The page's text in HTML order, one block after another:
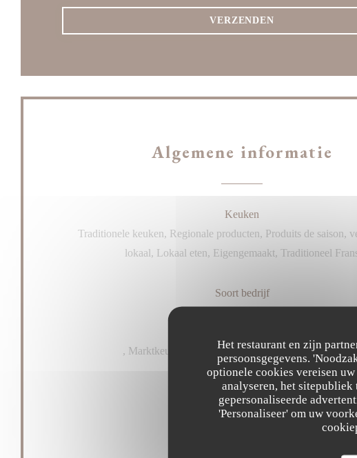
Het restaurant en zijn
persoonsgegevens.
optionele cookies vereisen
analyseren, het
gepersonaliseerde
'Personaliseer' om uw
Algemene informatie
Keuken
Traditionele keuken, Regionale producten, Produits de saison,
lokaal, Lokaal eten, Eigengemaakt, Traditioneel
Soort bedrijf
, Marktkeuken, Lokaal geproduceerd
Diensten
privatiseringen, haard, Terras